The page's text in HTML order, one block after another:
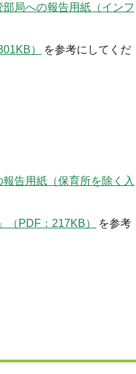
局への報告用紙（インフ
）
を参考にしてくだ
告用紙（保育所を除く入
（PDF：217KB）
を参考